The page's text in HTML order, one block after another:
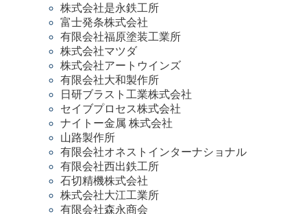
株式会社是永鉄工所
富士発条株式会社
有限会社福原塗装工業所
株式会社マツダ
株式会社アートウインズ
有限会社大和製作所
日研ブラスト工業株式会社
セイブプロセス株式会社
ナイトー金属 株式会社
山路製作所
有限会社オネストインターナショナル
有限会社西出鉄工所
石切精機株式会社
株式会社大江工業所
有限会社森永商会